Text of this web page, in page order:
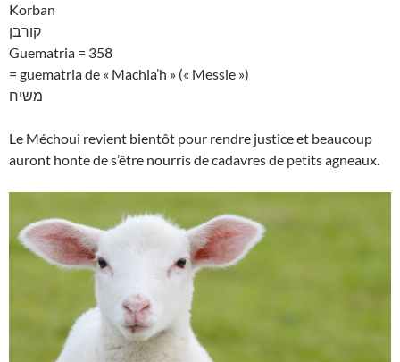
Korban
קורבן
Guematria = 358
= guematria de « Machia’h » (« Messie »)
משיח
Le Méchoui revient bientôt pour rendre justice et beaucoup
auront honte de s’être nourris de cadavres de petits agneaux.